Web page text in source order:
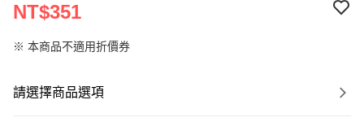
NT$351
※ 本商品不適用折價券
請選擇商品選項